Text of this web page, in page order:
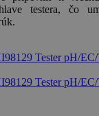
testera, čo